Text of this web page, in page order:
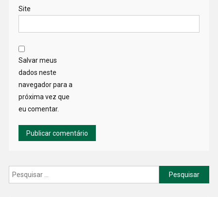
Site
Salvar meus
dados neste
navegador para a
próxima vez que
eu comentar.
Pesquisar
por: